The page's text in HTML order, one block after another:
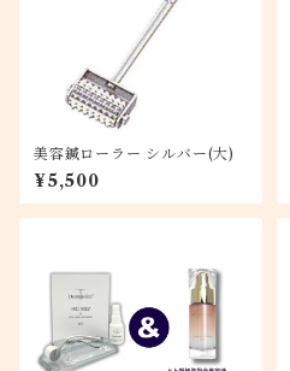
美容鍼ローラー シルバー(大)
¥5,500